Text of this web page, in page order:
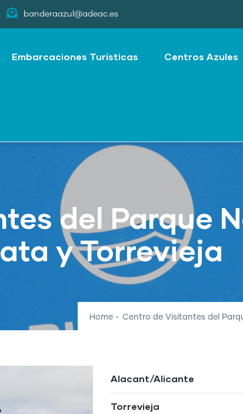
banderaazul@adeac.es
Embarcaciones Turísticas Centros Azules
del Parque
y Torrevieja
Home - Centro de Visitantes del
Alacant/Alicante
Torrevieja